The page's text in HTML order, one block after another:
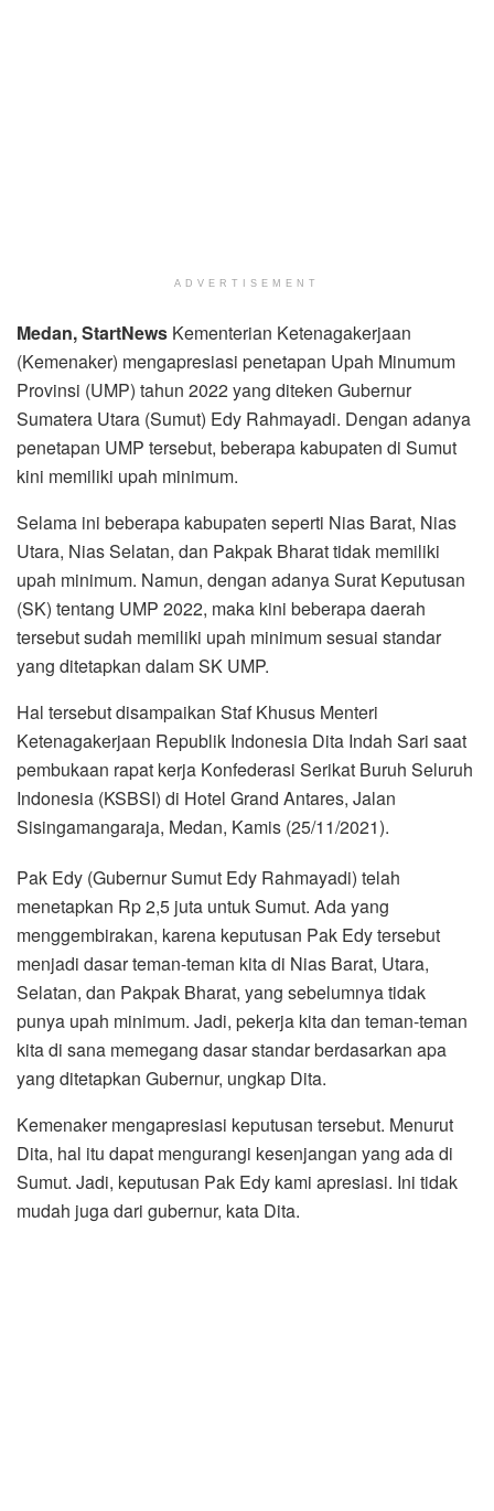
ADVERTISEMENT
Medan, StartNews Kementerian Ketenagakerjaan
(Kemenaker) mengapresiasi penetapan Upah Minumum
Provinsi (UMP) tahun 2022 yang diteken Gubernur
Sumatera Utara (Sumut) Edy Rahmayadi. Dengan adanya
penetapan UMP tersebut, beberapa kabupaten di Sumut
kini memiliki upah minimum.
Selama ini beberapa kabupaten seperti Nias Barat, Nias
Utara, Nias Selatan, dan Pakpak Bharat tidak memiliki
upah minimum. Namun, dengan adanya Surat Keputusan
(SK) tentang UMP 2022, maka kini beberapa daerah
tersebut sudah memiliki upah minimum sesuai standar
yang ditetapkan dalam SK UMP.
Hal tersebut disampaikan Staf Khusus Menteri
Ketenagakerjaan Republik Indonesia Dita Indah Sari saat
pembukaan rapat kerja Konfederasi Serikat Buruh Seluruh
Indonesia (KSBSI) di Hotel Grand Antares, Jalan
Sisingamangaraja, Medan, Kamis (25/11/2021).
Pak Edy (Gubernur Sumut Edy Rahmayadi) telah
menetapkan Rp 2,5 juta untuk Sumut. Ada yang
menggembirakan, karena keputusan Pak Edy tersebut
menjadi dasar teman-teman kita di Nias Barat, Utara,
Selatan, dan Pakpak Bharat, yang sebelumnya tidak
punya upah minimum. Jadi, pekerja kita dan teman-teman
kita di sana memegang dasar standar berdasarkan apa
yang ditetapkan Gubernur, ungkap Dita.
Kemenaker mengapresiasi keputusan tersebut. Menurut
Dita, hal itu dapat mengurangi kesenjangan yang ada di
Sumut. Jadi, keputusan Pak Edy kami apresiasi. Ini tidak
mudah juga dari gubernur, kata Dita.